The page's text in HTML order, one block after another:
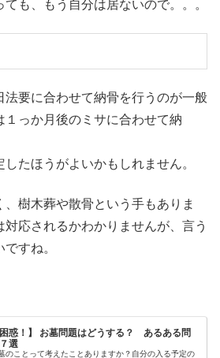
も、もう自分は居ないので。。。
法要に合わせて納骨を行うのが一般
１っか月後のミサに合わせて納
たほうがよいかもしれません。
、樹木葬や散骨という手もありま
応されるかわかりませんが、言う
すね。
困惑！】 お墓問題はどうする？ あるある問
選
のことって考えたことありますか？自分の入る予定の